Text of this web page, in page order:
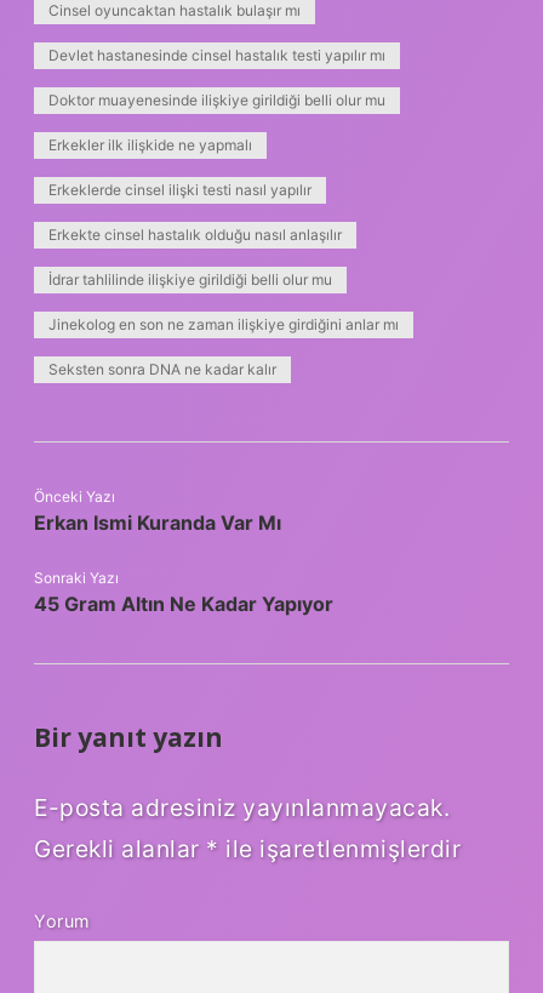
Cinsel oyuncaktan hastalık bulaşır mı
Devlet hastanesinde cinsel hastalık testi yapılır mı
Doktor muayenesinde ilişkiye girildiği belli olur mu
Erkekler ilk ilişkide ne yapmalı
Erkeklerde cinsel ilişki testi nasıl yapılır
Erkekte cinsel hastalık olduğu nasıl anlaşılır
İdrar tahlilinde ilişkiye girildiği belli olur mu
Jinekolog en son ne zaman ilişkiye girdiğini anlar mı
Seksten sonra DNA ne kadar kalır
Önceki Yazı
Erkan Ismi Kuranda Var Mı
Sonraki Yazı
45 Gram Altın Ne Kadar Yapıyor
Bir yanıt yazın
E-posta adresiniz yayınlanmayacak.
Gerekli alanlar * ile işaretlenmişlerdir
Yorum